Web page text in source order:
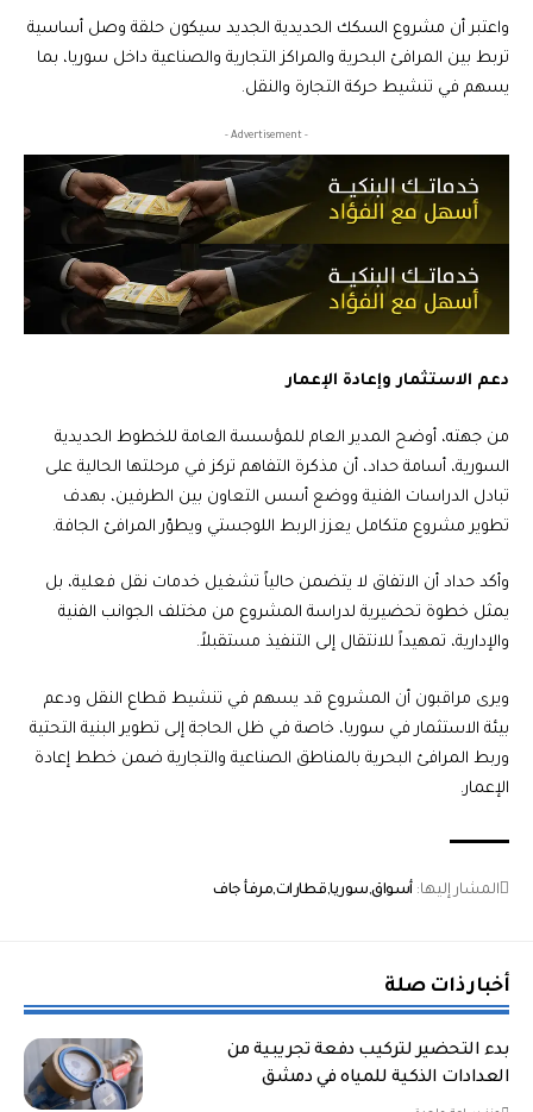
واعتبر أن مشروع السكك الحديدية الجديد سيكون حلقة وصل أساسية
تربط بين المرافئ البحرية والمراكز التجارية والصناعية داخل سوريا، بما
يسهم في تنشيط حركة التجارة والنقل.
- Advertisement -
دعم الاستثمار وإعادة الإعمار
من جهته، أوضح المدير العام للمؤسسة العامة للخطوط الحديدية
السورية، أسامة حداد، أن مذكرة التفاهم تركز في مرحلتها الحالية على
تبادل الدراسات الفنية ووضع أسس التعاون بين الطرفين، بهدف
تطوير مشروع متكامل يعزز الربط اللوجستي ويطوّر المرافئ الجافة.
وأكد حداد أن الاتفاق لا يتضمن حالياً تشغيل خدمات نقل فعلية، بل
يمثل خطوة تحضيرية لدراسة المشروع من مختلف الجوانب الفنية
والإدارية، تمهيداً للانتقال إلى التنفيذ مستقبلاً.
ويرى مراقبون أن المشروع قد يسهم في تنشيط قطاع النقل ودعم
بيئة الاستثمار في سوريا، خاصة في ظل الحاجة إلى تطوير البنية التحتية
وربط المرافئ البحرية بالمناطق الصناعية والتجارية ضمن خطط إعادة
الإعمار.
المشار إليها: أسواق سوريا قطاراتمرفأ جاف
أخبار ذات صلة
بدء التحضير لتركيب دفعة تجريبية من
العدادات الذكية للمياه في دمشق